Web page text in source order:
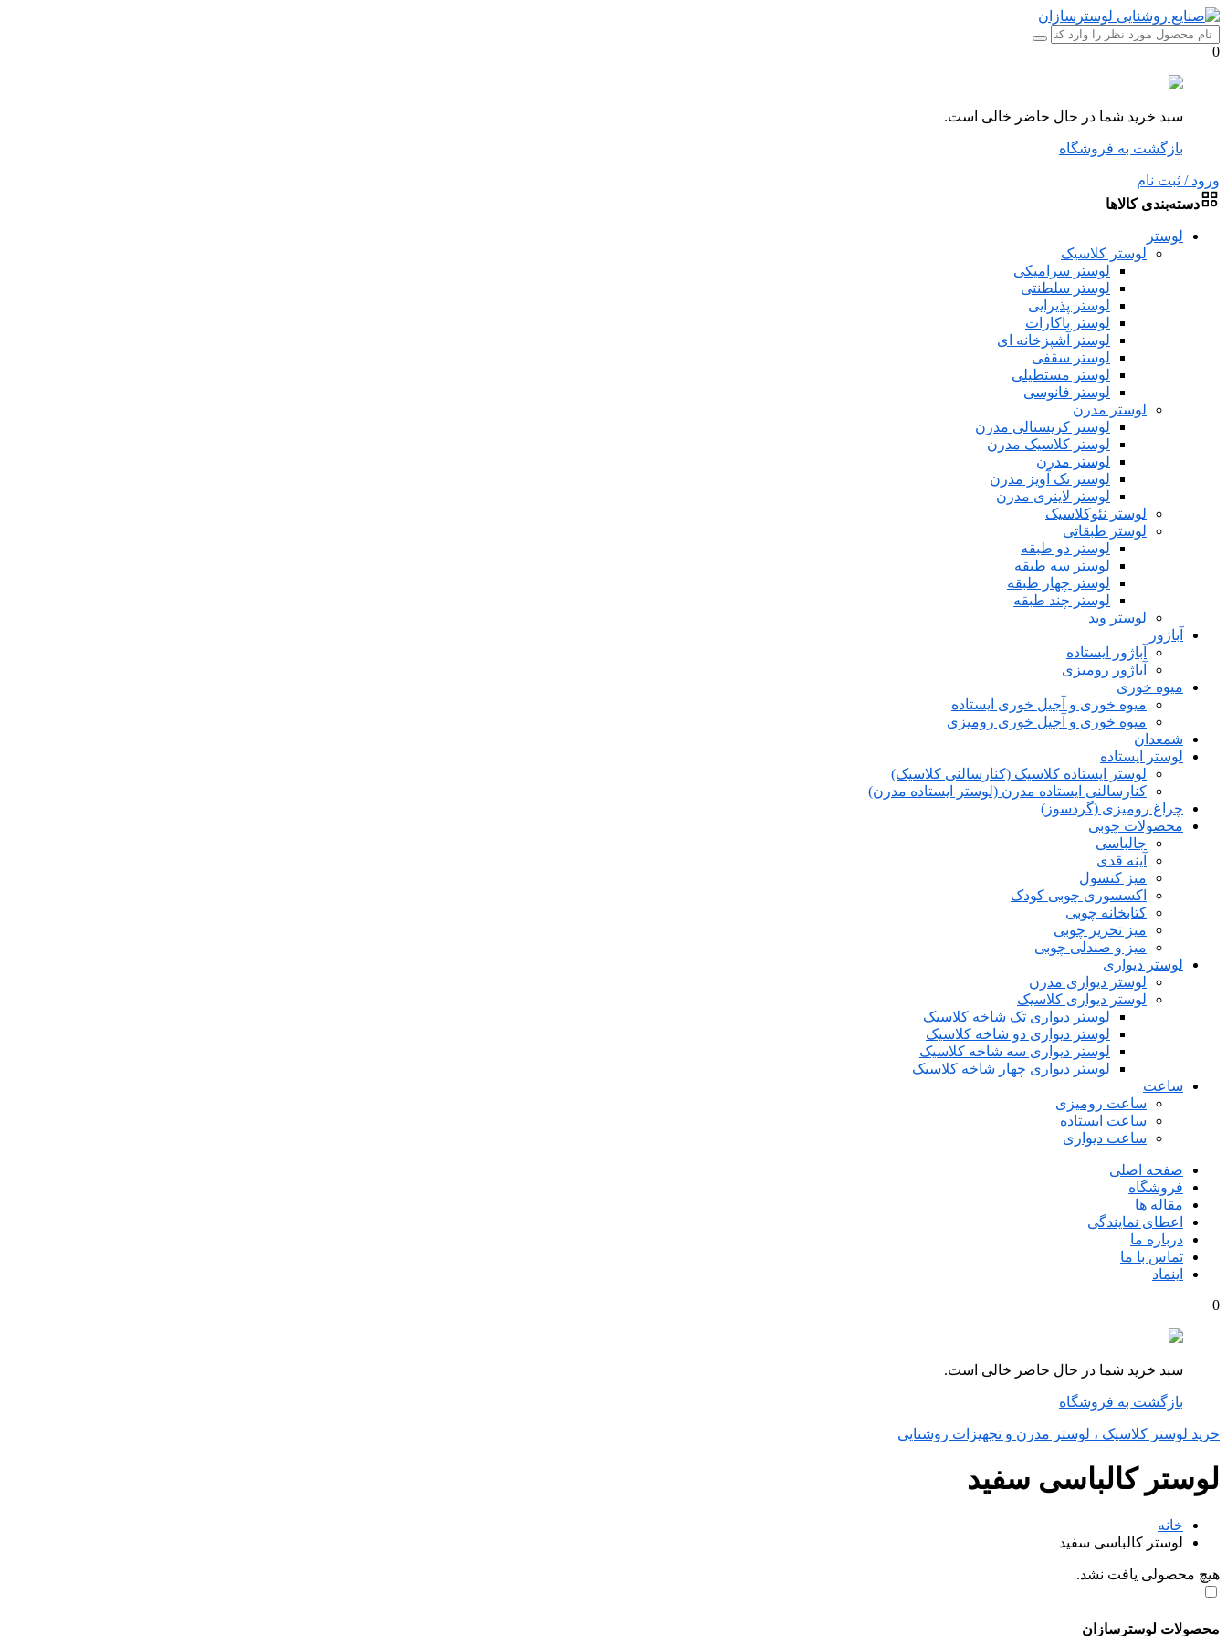
0
سبد خرید شما در حال حاضر خالی است.
بازگشت به فروشگاه
ورود / ثبت نام
دسته‌بندی کالاها
لوستر
لوستر کلاسیک
لوستر سرامیکی
لوستر سلطنتی
لوستر پذیرایی
لوستر باکارات
لوستر آشپزخانه ای
لوستر سقفی
لوستر مستطیلی
لوستر فانوسی
لوستر مدرن
لوستر کریستالی مدرن
لوستر کلاسیک مدرن
لوستر مدرن
لوستر تک آویز مدرن
لوستر لاینری مدرن
لوستر نئوکلاسیک
لوستر طبقاتی
لوستر دو طبقه
لوستر سه طبقه
لوستر چهار طبقه
لوستر چند طبقه
لوستر وید
آباژور
آباژور ایستاده
آباژور رومیزی
میوه خوری
میوه خوری و آجیل خوری ایستاده
میوه خوری و آجیل خوری رومیزی
شمعدان
لوستر ایستاده
لوستر ایستاده کلاسیک (کنارسالنی کلاسیک)
کنارسالنی ایستاده مدرن (لوستر ایستاده مدرن)
چراغ رومیزی (گردسوز)
محصولات چوبی
جالباسی
آینه قدی
میز کنسول
اکسسوری چوبی کودک
کتابخانه چوبی
میز تحریر چوبی
میز و صندلی چوبی
لوستر دیواری
لوستر دیواری مدرن
لوستر دیواری کلاسیک
لوستر دیواری تک شاخه کلاسیک
لوستر دیواری دو شاخه کلاسیک
لوستر دیواری سه شاخه کلاسیک
لوستر دیواری چهار شاخه کلاسیک
ساعت
ساعت رومیزی
ساعت ایستاده
ساعت دیواری
صفحه اصلی
فروشگاه
مقاله ها
اعطای نمایندگی
درباره ما
تماس با ما
اینماد
0
سبد خرید شما در حال حاضر خالی است.
بازگشت به فروشگاه
خرید لوستر کلاسیک ، لوستر مدرن و تجهیزات روشنایی
لوستر کالباسی سفید
خانه
لوستر کالباسی سفید
هیچ محصولی یافت نشد.
محصولات لوسترسازان